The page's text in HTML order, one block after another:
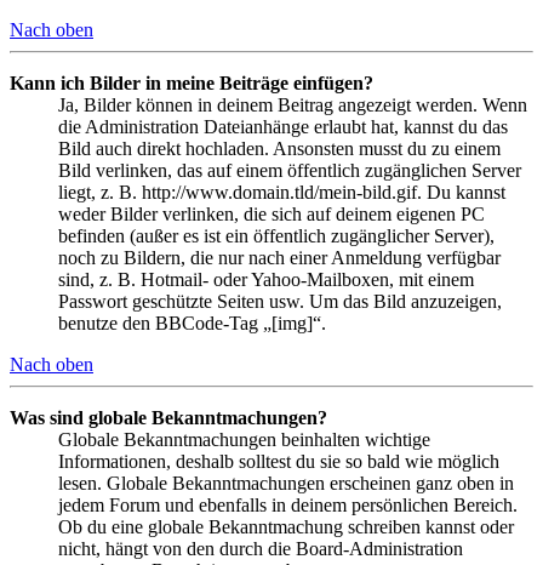
Nach oben
Kann ich Bilder in meine Beiträge einfügen?
Ja, Bilder können in deinem Beitrag angezeigt werden. Wenn
die Administration Dateianhänge erlaubt hat, kannst du das
Bild auch direkt hochladen. Ansonsten musst du zu einem
Bild verlinken, das auf einem öffentlich zugänglichen Server
liegt, z. B. http://www.domain.tld/mein-bild.gif. Du kannst
weder Bilder verlinken, die sich auf deinem eigenen PC
befinden (außer es ist ein öffentlich zugänglicher Server),
noch zu Bildern, die nur nach einer Anmeldung verfügbar
sind, z. B. Hotmail- oder Yahoo-Mailboxen, mit einem
Passwort geschützte Seiten usw. Um das Bild anzuzeigen,
benutze den BBCode-Tag „[img]“.
Nach oben
Was sind globale Bekanntmachungen?
Globale Bekanntmachungen beinhalten wichtige
Informationen, deshalb solltest du sie so bald wie möglich
lesen. Globale Bekanntmachungen erscheinen ganz oben in
jedem Forum und ebenfalls in deinem persönlichen Bereich.
Ob du eine globale Bekanntmachung schreiben kannst oder
nicht, hängt von den durch die Board-Administration